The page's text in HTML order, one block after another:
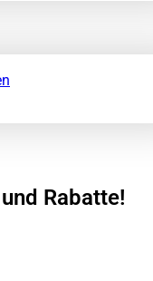
Rabatte!